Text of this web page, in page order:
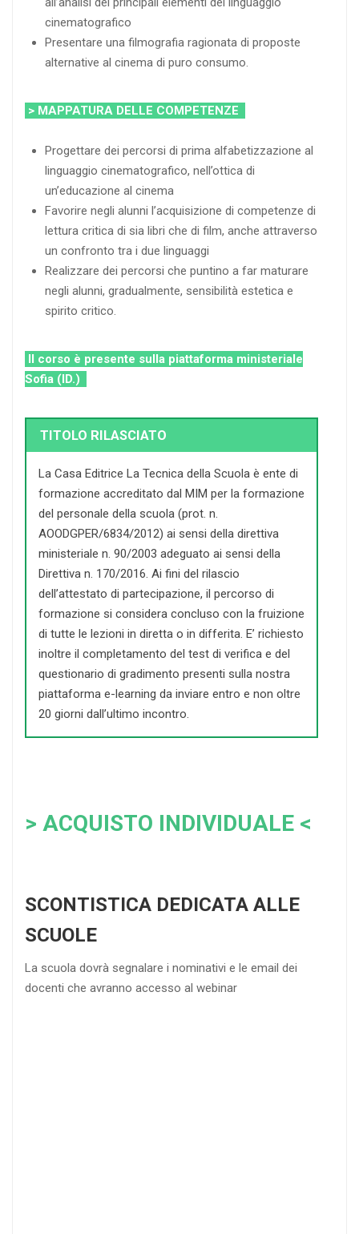
cinematografico
Presentare una filmografia ragionata di proposte
alternative al cinema di puro consumo.
> MAPPATURA DELLE COMPETENZE
Progettare dei percorsi di prima alfabetizzazione al
linguaggio cinematografico, nell’ottica di
un’educazione al cinema
Favorire negli alunni l’acquisizione di competenze di
lettura critica di sia libri che di film, anche attraverso
un confronto tra i due linguaggi
Realizzare dei percorsi che puntino a far maturare
negli alunni, gradualmente, sensibilità estetica e
spirito critico.
Il corso è presente sulla piattaforma ministeriale
Sofia (ID.)
TITOLO RILASCIATO
La Casa Editrice La Tecnica della Scuola è ente di
formazione accreditato dal MIM per la formazione
del personale della scuola (prot. n.
AOODGPER/6834/2012) ai sensi della direttiva
ministeriale n. 90/2003 adeguato ai sensi della
Direttiva n. 170/2016. Ai fini del rilascio
dell’attestato di partecipazione, il percorso di
formazione si considera concluso con la fruizione
di tutte le lezioni in diretta o in differita. E’ richiesto
inoltre il completamento del test di verifica e del
questionario di gradimento presenti sulla nostra
piattaforma e-learning da inviare entro e non oltre
20 giorni dall’ultimo incontro.
> ACQUISTO INDIVIDUALE <
SCONTISTICA DEDICATA ALLE
SCUOLE
La scuola dovrà segnalare i nominativi e le email dei
docenti che avranno accesso al webinar